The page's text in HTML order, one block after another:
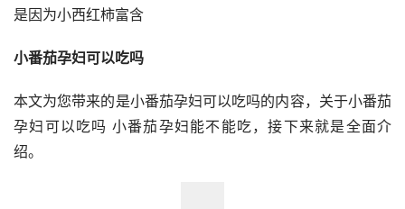
是因为小西红柿富含
小番茄孕妇可以吃吗
本文为您带来的是小番茄孕妇可以吃吗的内容，关于小番茄
孕妇可以吃吗 小番茄孕妇能不能吃，接下来就是全面介
绍。